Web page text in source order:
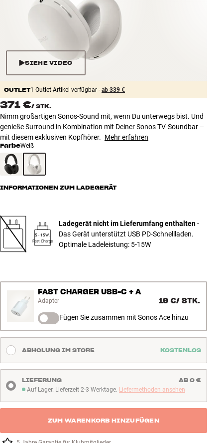
Zubehör
INSPIRATION
MARKEN
ANGEBOTE
Store Finden
Kundendienst
Anmelden
Kundendienst
Bauen mit Klang
SIEHE VIDEO
OUTLET1 Outlet-Artikel verfügbar - ab 339 €
371 €/ STK.
Nimm großartigen Sonos-Sound mit, wenn Du unterwegs bist. Und
genieße Surround in Kombination mit Deiner Sonos TV-Soundbar –
mit diesem exklusiven Kopfhörer. Mehr erfahren
FarbeWeiß
INFORMATIONEN ZUM LADEGERÄT
5 - 15W,
Fast Charge
Ladegerät nicht im Lieferumfang enthalten-
Das Gerät unterstützt USB PD-Schnellladen.
Optimale Ladeleistung: 5-15W
FAST CHARGER USB-C + A
Adapter 19 €/ STK.
Fügen Sie zusammen mit Sonos Ace hinzu
ABHOLUNG IM STORE KOSTENLOS
Auf Lager. Lieferzeit 2-3 Werktage
Auf Lager. Lieferzeit 2-3 Werktage. Liefermethoden ansehen
LIEFERUNG AB 0 €
ZUM WARENKORB HINZUFÜGEN